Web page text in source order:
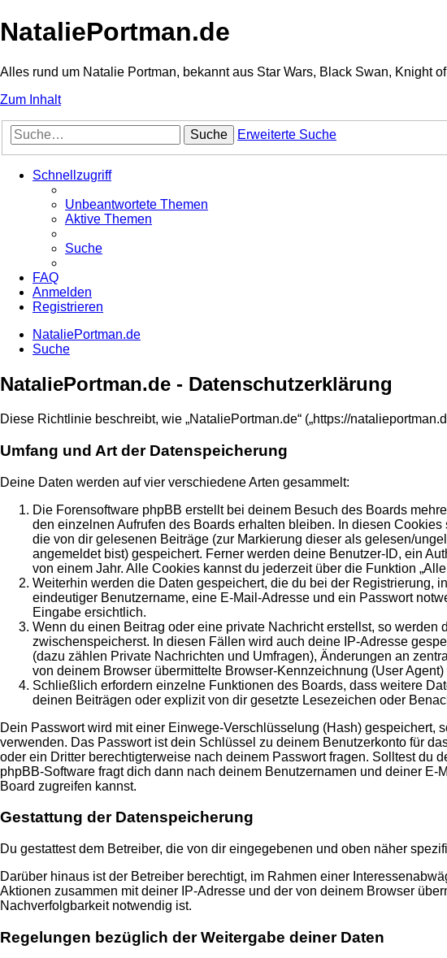
NataliePortman.de
Alles rund um Natalie Portman, bekannt aus Star Wars, Black Swan, Knight
Zum Inhalt
Suche Erweiterte Suche
Schnellzugriff
Unbeantwortete Themen
Aktive Themen
Suche
FAQ
Anmelden
Registrieren
NataliePortman.de
Suche
NataliePortman.de - Datenschutzerklärung
Diese Richtlinie beschreibt, wie „NataliePortman.de“ („https://
Umfang und Art der Datenspeicherung
Deine Daten werden auf vier verschiedene Arten gesammelt:
Die Forensoftware phpBB erstellt bei deinem Besuch des Boards
den einzelnen Aufrufen des Boards erhalten bleiben. In diesen
die von dir gelesenen Beiträge (zur Markierung dieser als gelesen/
angemeldet bist) gespeichert. Ferner werden deine Benutzer-ID, ein
von einem Jahr. Alle Cookies kannst du jederzeit über die Funktion
Weiterhin werden die Daten gespeichert, die du bei der Registrierung,
eindeutiger Benutzername, eine E-Mail-Adresse und ein Passwort
Eingabe ersichtlich.
Wenn du einen Beitrag oder eine private Nachricht erstellst, so
zwischenspeicherst. In diesen Fällen wird auch deine IP-Adresse
(dazu zählen Private Nachrichten und Umfragen), Änderungen an
von deinem Browser übermittelte Browser-Kennzeichnung (User
Schließlich erfordern einzelne Funktionen des Boards, dass weitere
deinen Beiträgen oder explizit von dir gesetzte Lesezeichen oder
Dein Passwort wird mit einer Einwege-Verschlüsselung (Hash)
verwenden. Das Passwort ist dein Schlüssel zu deinem Benutzerkonto für
oder ein Dritter berechtigterweise nach deinem Passwort fragen. Solltest du
phpBB-Software fragt dich dann nach deinem Benutzernamen und deiner
Board zugreifen kannst.
Gestattung der Datenspeicherung
Du gestattest dem Betreiber, die von dir eingegebenen und oben näher
Darüber hinaus ist der Betreiber berechtigt, im Rahmen einer
Aktionen zusammen mit deiner IP-Adresse und der von deinem Browser
Nachverfolgbarkeit notwendig ist.
Regelungen bezüglich der Weitergabe deiner Daten